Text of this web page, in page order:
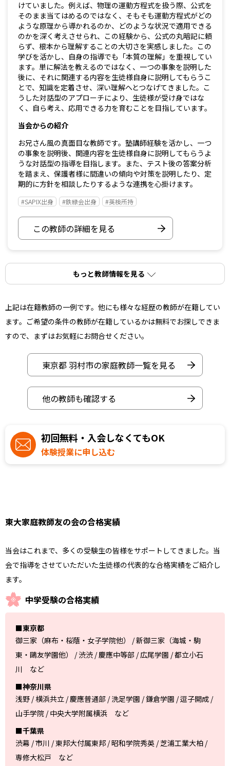
けていました。例えば、物理の運動方程式を扱う際、公式を
そのまま当てはめるのではなく、そもそも運動方程式がどの
ような原理から導かれるのか、どのような状況で適用できる
のかを深く考えさせられ、この経験から、公式の丸暗記に頼
らず、根本から理解することの大切さを実感しました。この
学びを活かし、自身の指導でも「本質の理解」を重視してい
ます。単に解法を教えるのではなく、一つの事象を説明した
後に、それに関連する内容を生徒様自身に説明してもらうこ
とで、知識を定着させ、深い理解へとつなげてきました。こ
うした対話型のアプローチにより、生徒様が受け身ではな
く、自ら考え、応用できる力を育むことを目指しています。
当会からの紹介
お兄さん風の真面目な教師です。塾講師経験を活かし、一つ
の事象を説明後、関連内容を生徒様自身に説明してもらうよ
うな対話型の指導を目指します。また、テスト後の答案分析
を踏まえ、保護者様に間違いの傾向や対策を説明したり、定
期的に方針を相談したりするような連携を心掛けます。
#SAPIX出身 #鉄緑会出身 #英検所持
この教師の詳細を見る
もっと教師情報を見る
上記は在籍教師の一例です。他にも様々な経歴の教師が在籍してい
ます。ご希望の条件の教師が在籍しているかは無料でお探しできま
すので、まずはお気軽にお問合せください。
東京都 羽村市の家庭教師一覧を見る
他の教師も確認する
初回無料・入会しなくてもOK
体験授業に申し込む
東大家庭教師友の会の合格実績
当会はこれまで、多くの受験生の皆様をサポートしてきました。当
会で指導をさせていただいた生徒様の代表的な合格実績をご紹介し
ます。
中学受験の合格実績
■東京都
御三家（麻布・桜蔭・女子学院他） / 新御三家（海城・駒
東・鷗友学園他） / 渋渋 / 慶應中等部 / 広尾学園 / 都立小石
川 など
■神奈川県
浅野 / 横浜共立 / 慶應普通部 / 洗足学園 / 鎌倉学園 / 逗子開成 /
山手学院 / 中央大学附属横浜 など
■千葉県
渋幕 / 市川 / 東邦大付属東邦 / 昭和学院秀英 / 芝浦工業大柏 /
専修大松戸 など